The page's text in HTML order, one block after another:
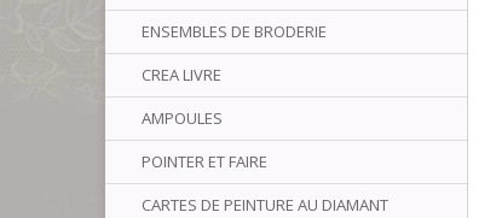
ENSEMBLES DE BRODERIE
CREA LIVRE
AMPOULES
POINTER ET FAIRE
CARTES DE PEINTURE AU DIAMANT